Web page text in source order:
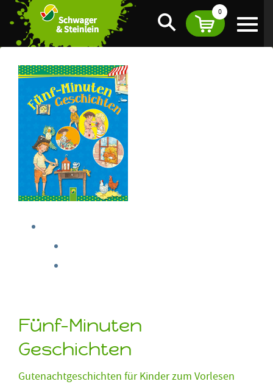
0
Fünf-Minuten
Geschichten
Gutenachtgeschichten für Kinder zum Vorlesen